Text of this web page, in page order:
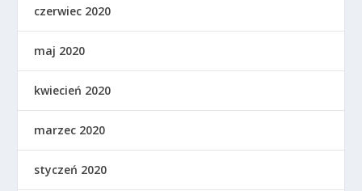
czerwiec 2020
maj 2020
kwiecień 2020
marzec 2020
styczeń 2020